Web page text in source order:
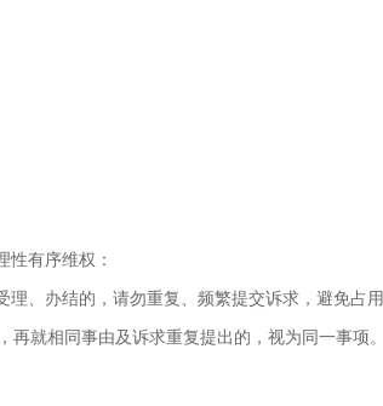
有序维权：
、办结的，请勿重复、频繁提交诉求，避免占
就相同事由及诉求重复提出的，视为同一事项